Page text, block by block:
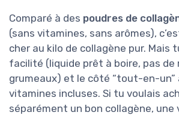
Comparé à des poudres de
(sans vitamines, sans arômes),
cher au kilo de collagène pur. Mais
facilité (liquide prêt à boire, pas de
grumeaux) et le côté “tout-en-un”
vitamines incluses. Si tu voulais
séparément un bon collagène, une